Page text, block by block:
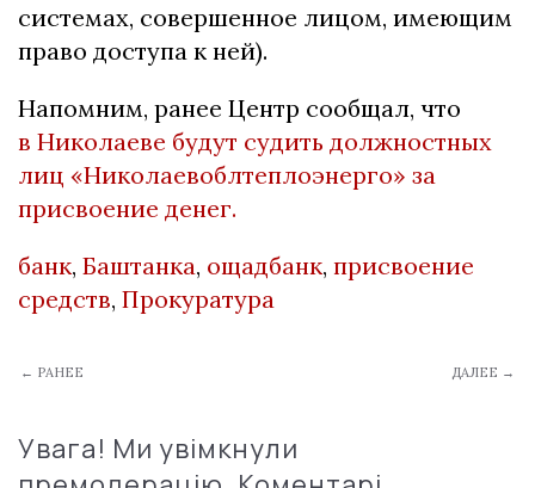
системах, совершенное лицом, имеющим
право доступа к ней).
Напомним, ранее Центр сообщал, что
в Николаеве будут судить должностных
лиц «Николаевоблтеплоэнерго» за
присвоение денег.
банк, Баштанка, ощадбанк, присвоение
средств, Прокуратура
← РАНЕЕ ДАЛЕЕ →
Увага! Ми увімкнули